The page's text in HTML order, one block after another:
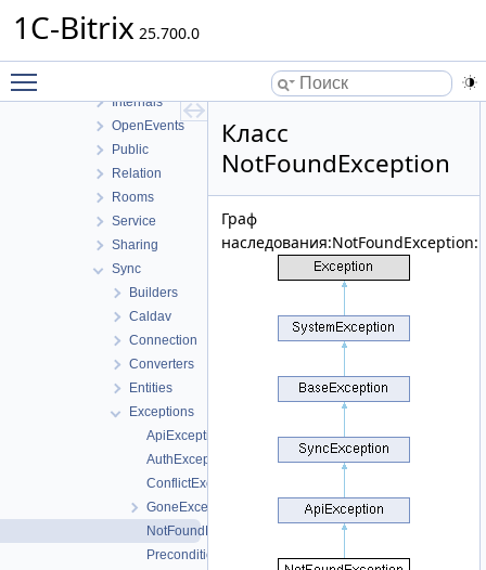
1C-Bitrix 25.700.0
ICal
Internals
OpenEvents
Public
Relation
Rooms
Service
Sharing
Sync
Builders
Caldav
Connection
Converters
Entities
Exceptions
ApiException
AuthException
ConflictException
GoneException
NotFoundException
PreconditionFailedException
Класс
NotFoundException
Граф
наследования:NotFoundException: